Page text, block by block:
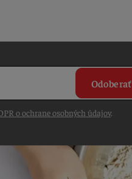
Odoberať
o ochrane osobných údajov.